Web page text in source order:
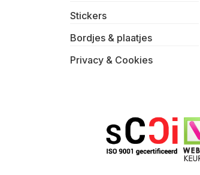
Stickers
Bordjes & plaatjes
Privacy & Cookies